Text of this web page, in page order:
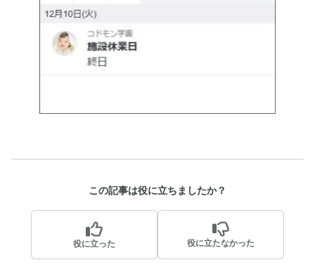
この記事は役に立ちましたか？
役に立った 役に立たなかった